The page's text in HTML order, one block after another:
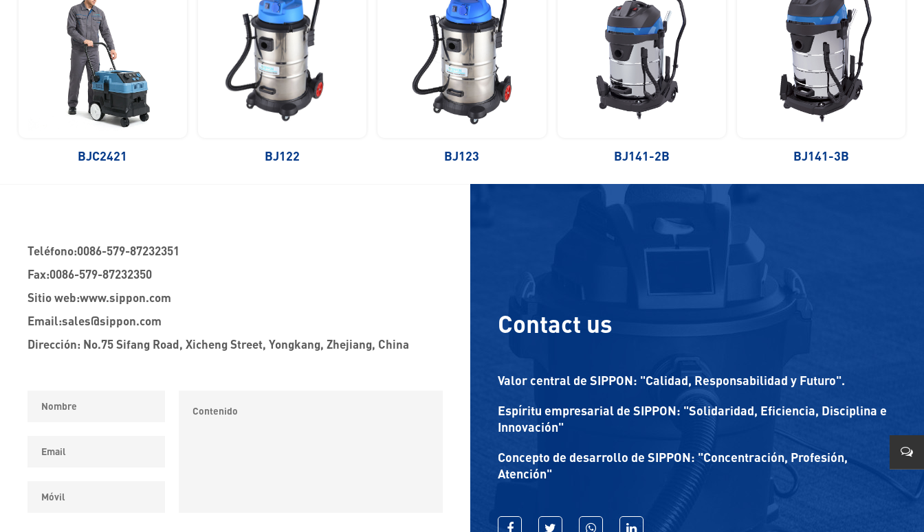
BJC2421 BJ122 BJ123 BJ141-2B BJ141-3B
Teléfono:0086-579-87232351
Fax:0086-579-87232350
Sitio web:www.sippon.com
Email:sales@sippon.com
Dirección: No.75 Sifang Road, Xicheng Street, Yongkang, Zhejiang, China
Contact us
Valor central de SIPPON: "Calidad, Responsabilidad y Futuro".
Espíritu empresarial de SIPPON: "Solidaridad, Eficiencia, Disciplina e
Innovación"
Concepto de desarrollo de SIPPON: "Concentración, Profesión,
Atención"